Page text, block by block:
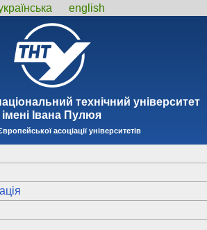
english
технiчний унiверситет
iменi Iвана Пулюя
асоціації університетів